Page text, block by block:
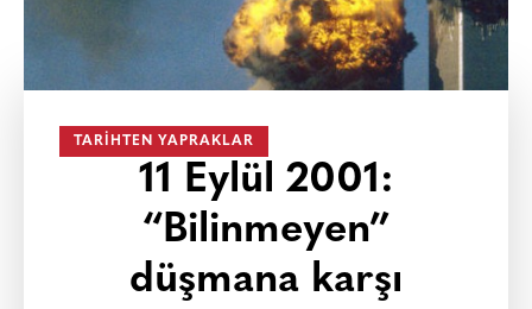
TARIHTEN YAPRAKLAR
11 Eylül 2001:
“Bilinmeyen”
düşmana karşı